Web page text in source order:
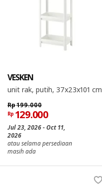
VESKEN
unit rak, putih, 37x23x101 cm
Rp199.000
Rp 129.000
Jul 23, 2026 - Oct 11,
2026
atau selama persediaan
masih ada